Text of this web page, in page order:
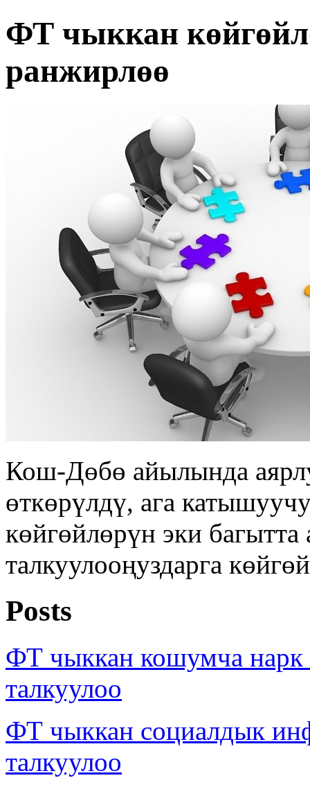
ФТ чыккан
ранжирлөө
Кош-Дөбө айылында
өткөрүлдү, ага
көйгөйлөрүн эки
талкуулооңуздарга
Posts
ФТ чыккан кошумча
талкуулоо
ФТ чыккан социалдык
талкуулоо